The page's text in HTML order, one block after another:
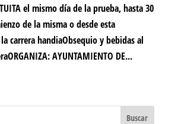
el mismo día de la prueba, hasta 30
de la misma o desde esta
carrera handiaObsequio y bebidas al
AYUNTAMIENTO DE...